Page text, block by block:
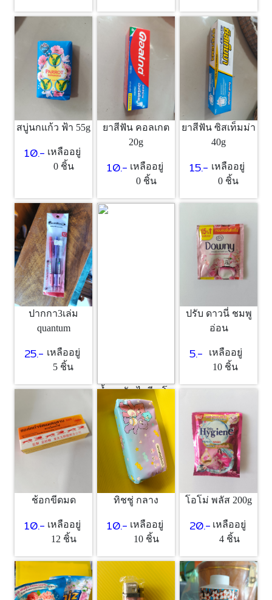
สบู่นกแก้ว ฟ้า 55g
10.- เหลืออยู่
0 ชิ้น
ยาสีฟัน คอลเกต
20g
10.- เหลืออยู่
0 ชิ้น
ยาสีฟัน ซิสเท็มม่า
40g
15.- เหลืออยู่
0 ชิ้น
ปากกา3เล่ม
quantum
25.- เหลืออยู่
5 ชิ้น
น้ำยาซัก ไฮยีน โอ
โรส
5.- เหลืออยู่
10 ชิ้น
ปรับ ดาวนี่ ชมพู
อ่อน
5.-
เหลืออยู่
10 ชิ้น
ช้อกขีดมด
10.- เหลืออยู่
12 ชิ้น
ทิชชู่ กลาง
10.- เหลืออยู่
10 ชิ้น
โอโม่ พลัส 200g
20.- เหลืออยู่
4 ชิ้น